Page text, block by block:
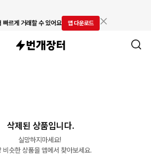
빠르게 거래할 수 있어요 앱 다운로드
삭제된 상품입니다.
실망하지마세요!
비슷한 상품을 앱에서 찾아보세요.